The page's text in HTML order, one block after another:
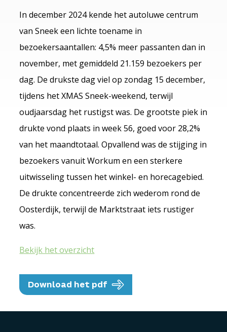
In december 2024 kende het autoluwe centrum
van Sneek een lichte toename in
bezoekersaantallen: 4,5% meer passanten dan in
november, met gemiddeld 21.159 bezoekers per
dag. De drukste dag viel op zondag 15 december,
tijdens het XMAS Sneek-weekend, terwijl
oudjaarsdag het rustigst was. De grootste piek in
drukte vond plaats in week 56, goed voor 28,2%
van het maandtotaal. Opvallend was de stijging in
bezoekers vanuit Workum en een sterkere
uitwisseling tussen het winkel- en horecagebied.
De drukte concentreerde zich wederom rond de
Oosterdijk, terwijl de Marktstraat iets rustiger
was.
Bekijk het overzicht
Download het pdf